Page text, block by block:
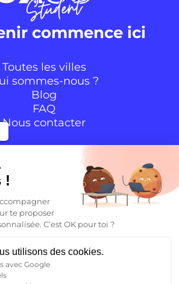
commence ici
Toutes les villes
sommes-nous ?
Blog
FAQ
Nous contacter
YouTubeLinkedIn
FR
!
te proposer
C’est OK pour toi ?
utilisons des cookies.
avec Google